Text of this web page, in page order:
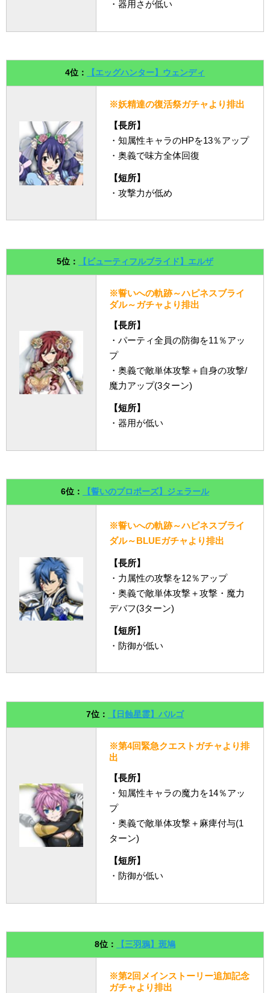
・器用さが低い
4位： 【エッグハンター】ウェンディ
※妖精達の復活祭ガチャより排出
【長所】
・知属性キャラのHPを13％アップ
・奥義で味方全体回復
【短所】
・攻撃力が低め
5位： 【ビューティフルブライド】エルザ
※誓いへの軌跡～ハピネスブライ
ダル～ガチャより排出
【長所】
・パーティ全員の防御を11％アッ
プ
・奥義で敵単体攻撃＋自身の攻撃/
魔力アップ(3ターン)
【短所】
・器用が低い
6位： 【誓いのプロポーズ】ジェラール
※誓いへの軌跡～ハピネスブライ
ダル～BLUEガチャより排出
【長所】
・力属性の攻撃を12％アップ
・奥義で敵単体攻撃＋攻撃・魔力
デバフ(3ターン)
【短所】
・防御が低い
7位： 【日蝕星霊】バルゴ
※第4回緊急クエストガチャより排
出
【長所】
・知属性キャラの魔力を14％アッ
プ
・奥義で敵単体攻撃＋麻痺付与(1
ターン)
【短所】
・防御が低い
8位： 【三羽鴉】斑鳩
※第2回メインストーリー追加記念
ガチャより排出